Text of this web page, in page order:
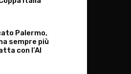
Palermo,
sempre più
con l’Al